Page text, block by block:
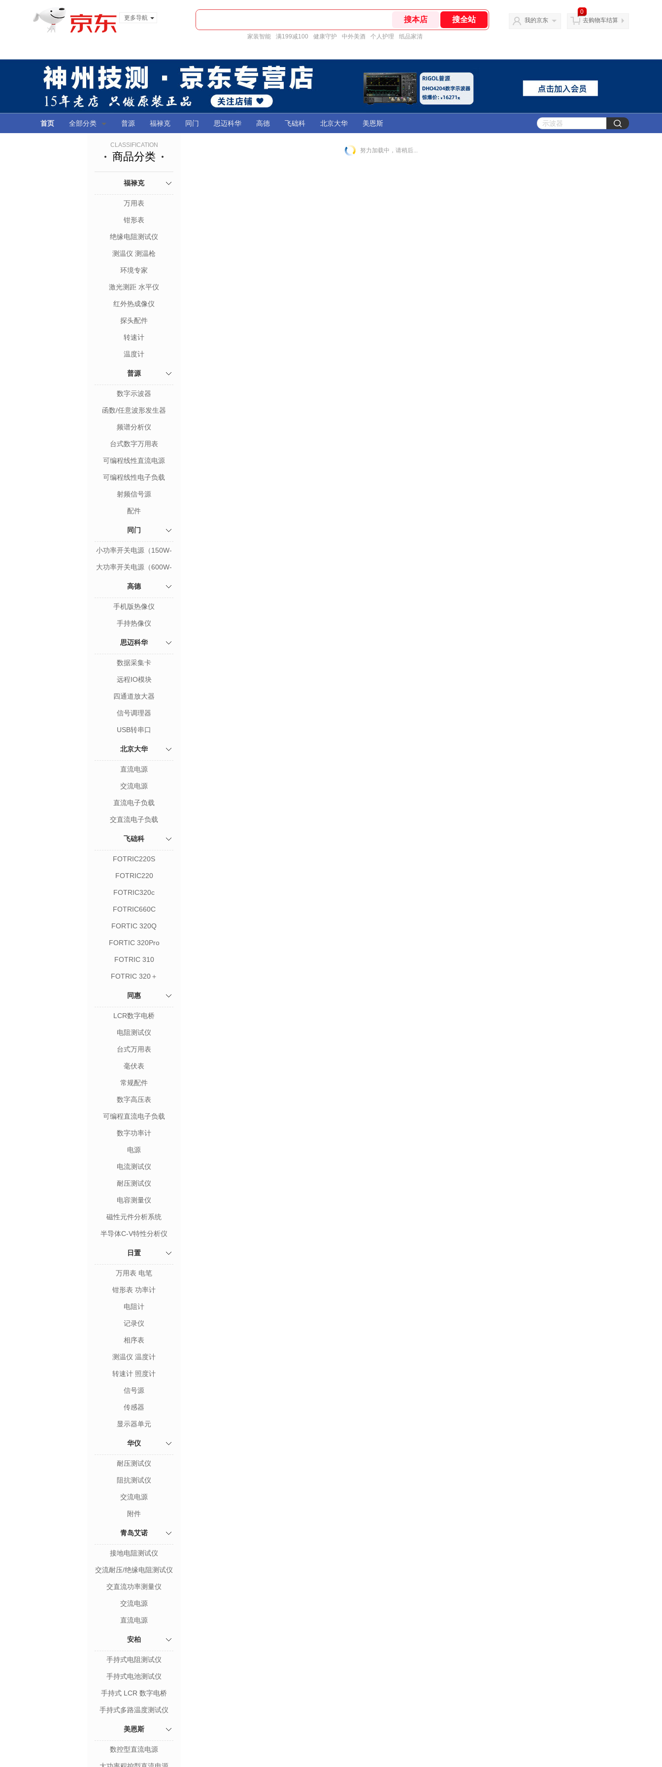
更多导航
家装智能 满199减100 健康守护 中外美酒 个人护理 纸品家清
我的京东
0
去购物车结算
首页 全部分类 普源 福禄克 同门 思迈科华 高德 飞础科 北京大华 美恩斯
CLASSIFICATION
商品分类
福禄克
万用表
钳形表
绝缘电阻测试仪
测温仪 测温枪
环境专家
激光测距 水平仪
红外热成像仪
探头配件
转速计
温度计
普源
数字示波器
函数/任意波形发生器
频谱分析仪
台式数字万用表
可编程线性直流电源
可编程线性电子负载
射频信号源
配件
同门
小功率开关电源（150W-
300W）
大功率开关电源（600W-
高德
手机版热像仪
手持热像仪
思迈科华
数据采集卡
远程IO模块
四通道放大器
信号调理器
USB转串口
北京大华
直流电源
交流电源
直流电子负载
交直流电子负载
飞础科
FOTRIC220S
FOTRIC220
FOTRIC320c
FOTRIC660C
FORTIC 320Q
FORTIC 320Pro
FOTRIC 310
FOTRIC 320＋
同惠
LCR数字电桥
电阻测试仪
台式万用表
毫伏表
常规配件
数字高压表
可编程直流电子负载
数字功率计
电源
电流测试仪
耐压测试仪
电容测量仪
磁性元件分析系统
半导体C-V特性分析仪
日置
万用表 电笔
钳形表 功率计
电阻计
记录仪
相序表
测温仪 温度计
转速计 照度计
信号源
传感器
显示器单元
华仪
耐压测试仪
阻抗测试仪
交流电源
附件
青岛艾诺
接地电阻测试仪
交流耐压/绝缘电阻测试仪
交直流功率测量仪
交流电源
直流电源
安柏
手持式电阻测试仪
手持式电池测试仪
手持式 LCR 数字电桥
手持式多路温度测试仪
美恩斯
数控型直流电源
努力加载中，请稍后...